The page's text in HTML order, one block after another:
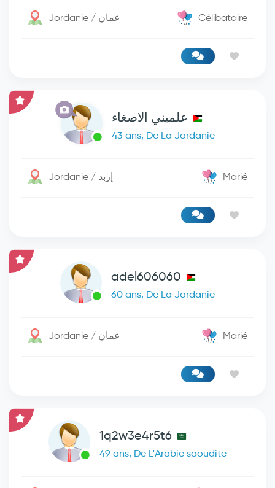
Jordanie / عمان Célibataire
علميني الاصغاء
43 ans, De La Jordanie
Jordanie / إربد Marié
adel606060
60 ans, De La Jordanie
Jordanie / عمان Marié
1q2w3e4r5t6
49 ans, De L'Arabie saoudite